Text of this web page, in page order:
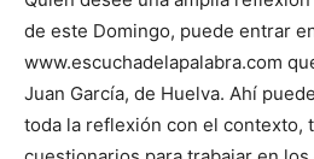
de este Domingo, puede entrar
www.escuchadelapalabra.com
Juan García, de Huelva. Ahí
toda la reflexión con el contexto,